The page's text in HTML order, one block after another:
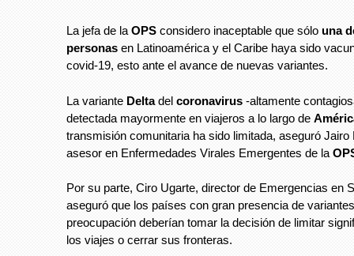
La jefa de la OPS considero inaceptable que sólo una
personas en Latinoamérica y el Caribe haya sido
covid-19, esto ante el avance de nuevas variantes.
La variante Deltadel coronavirus -altamente
detectada mayormente en viajeros a lo largo de
transmisión comunitaria ha sido limitada, aseguró Jairo
asesor en Enfermedades Virales Emergentes de la
Por su parte, Ciro Ugarte, director de Emergencias en
aseguró que los países con gran presencia de
preocupación deberían tomar la decisión de limitar
los viajes o cerrar sus fronteras.